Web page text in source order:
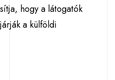
hogy a látogatók
a külföldi